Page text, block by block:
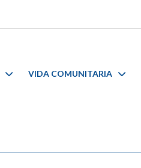
VIDA COMUNITARIA